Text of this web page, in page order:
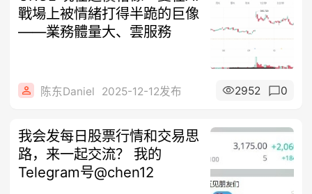
戰場上被情緒打得半跪的巨像
——業務體量大、雲服務
陈东Daniel 2025-12-12发布 2952 0
我会发每日股票行情和交易思
路，来一起交流？ 我的
Telegram号@chen12